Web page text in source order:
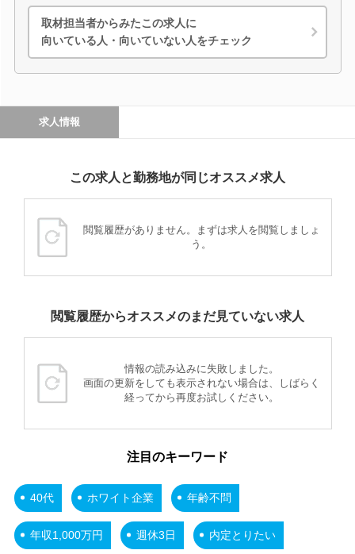
取材担当者からみたこの求人に
向いている人・向いていない人をチェック
求人情報
この求人と勤務地が同じオススメ求人
閲覧履歴がありません。まずは求人を閲覧しましょ
う。
閲覧履歴からオススメのまだ見ていない求人
情報の読み込みに失敗しました。
画面の更新をしても表示されない場合は、しばらく
経ってから再度お試しください。
注目のキーワード
40代 ホワイト企業 年齢不問
年収1,000万円 週休3日 内定とりたい